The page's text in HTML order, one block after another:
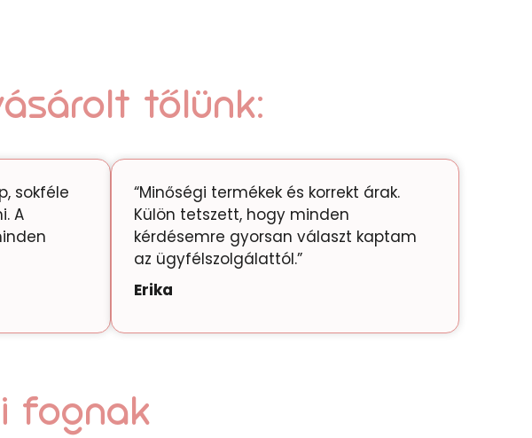
tőlünk:
sokféle
A
“Minőségi termékek és korrekt árak.
Külön tetszett, hogy minden
kérdésemre gyorsan választ kaptam
az ügyfélszolgálattól.”
Erika
fognak